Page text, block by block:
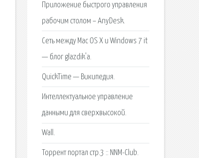
Приложение быстрого управления
рабочим столом – AnyDesk.
Сеть между Mac OS X и Windows 7 it
— блог glazdik'a.
QuickTime — Википедия.
Интеллектуальное управление
данными для сверхвысокой.
Wall.
Торрент портал стр.3 :: NNM-Club.